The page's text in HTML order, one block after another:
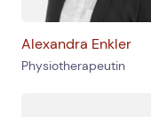
Alexandra Enkler
Physiotherapeutin